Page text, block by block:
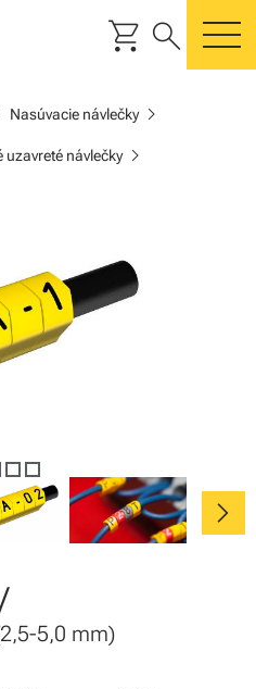
shopping_cart search
Nasúvacie návlečkychevron_right
návlečkychevron_right
chevron_right
5,0 mm)